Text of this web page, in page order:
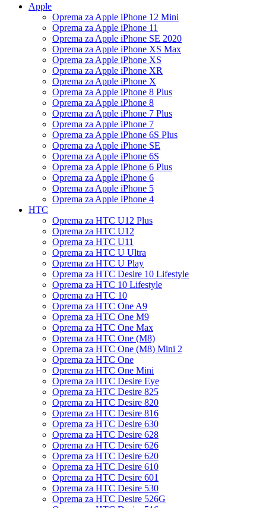
Apple
Oprema za Apple iPhone 12 Mini
Oprema za Apple iPhone 11
Oprema za Apple iPhone SE 2020
Oprema za Apple iPhone XS Max
Oprema za Apple iPhone XS
Oprema za Apple iPhone XR
Oprema za Apple iPhone X
Oprema za Apple iPhone 8 Plus
Oprema za Apple iPhone 8
Oprema za Apple iPhone 7 Plus
Oprema za Apple iPhone 7
Oprema za Apple iPhone 6S Plus
Oprema za Apple iPhone SE
Oprema za Apple iPhone 6S
Oprema za Apple iPhone 6 Plus
Oprema za Apple iPhone 6
Oprema za Apple iPhone 5
Oprema za Apple iPhone 4
HTC
Oprema za HTC U12 Plus
Oprema za HTC U12
Oprema za HTC U11
Oprema za HTC U Ultra
Oprema za HTC U Play
Oprema za HTC Desire 10 Lifestyle
Oprema za HTC 10 Lifestyle
Oprema za HTC 10
Oprema za HTC One A9
Oprema za HTC One M9
Oprema za HTC One Max
Oprema za HTC One (M8)
Oprema za HTC One (M8) Mini 2
Oprema za HTC One
Oprema za HTC One Mini
Oprema za HTC Desire Eye
Oprema za HTC Desire 825
Oprema za HTC Desire 820
Oprema za HTC Desire 816
Oprema za HTC Desire 630
Oprema za HTC Desire 628
Oprema za HTC Desire 626
Oprema za HTC Desire 620
Oprema za HTC Desire 610
Oprema za HTC Desire 601
Oprema za HTC Desire 530
Oprema za HTC Desire 526G